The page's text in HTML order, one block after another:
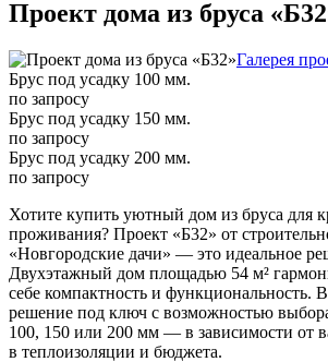
Проект дома из бруса
Галерея
Брус под усадку 100 мм.
по запросу
Брус под усадку 150 мм.
по запросу
Брус под усадку 200 мм.
по запросу
Хотите купить уютный дом из бруса для
проживания? Проект «Б32» от
«Новгородские дачи» — это идеальное
Двухэтажный дом площадью 54 м²
себе компактность и функциональность.
решение под ключ с возможностью
100, 150 или 200 мм — в зависимости от
в теплоизоляции и бюджета.